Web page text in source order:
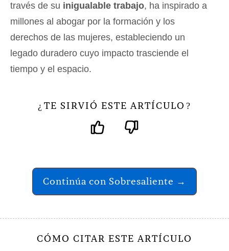
través de su inigualable trabajo, ha inspirado a
millones al abogar por la formación y los
derechos de las mujeres, estableciendo un
legado duradero cuyo impacto trasciende el
tiempo y el espacio.
¿ TE SIRVIÓ ESTE ARTÍCULO ?
Continúa con Sobresaliente →
CÓMO CITAR ESTE ARTÍCULO